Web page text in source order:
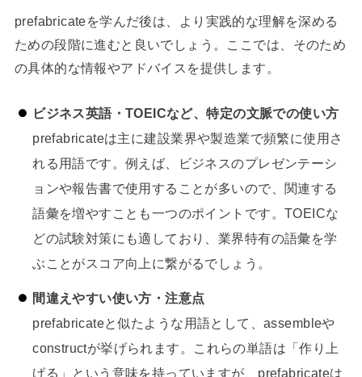
prefabricateを学んだ後は、より実践的な理解を深める
ための段階に進むと良いでしょう。ここでは、そのため
の具体的な情報やアドバイスを提供します。
ビジネス英語・TOEICなど、特定の文脈での使い方
prefabricateは主に建設業界や製造業で頻繁に使用さ
れる用語です。例えば、ビジネスのプレゼンテーシ
ョンや報告書で使用することが多いので、関連する
語彙を増やすことも一つのポイントです。TOEICな
どの試験対策にも適しており、業界特有の語彙を学
ぶことがスコア向上に繋がるでしょう。
間違えやすい使い方・注意点
prefabricateと似たような用語として、assembleや
constructが挙げられます。これらの単語は「作り上
げる」という意味を持っていますが、prefabricateは